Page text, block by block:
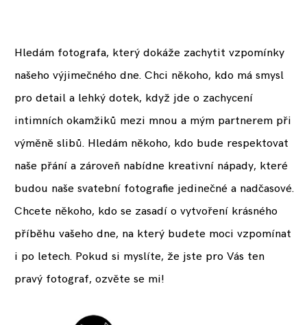
Hledám fotografa, který dokáže zachytit vzpomínky
našeho výjimečného dne. Chci někoho, kdo má smysl
pro detail a lehký dotek, když jde o zachycení
intimních okamžiků mezi mnou a mým partnerem při
výměně slibů. Hledám někoho, kdo bude respektovat
naše přání a zároveň nabídne kreativní nápady, které
budou naše svatební fotografie jedinečné a nadčasové.
Chcete někoho, kdo se zasadí o vytvoření krásného
příběhu vašeho dne, na který budete moci vzpomínat
i po letech. Pokud si myslíte, že jste pro Vás ten
pravý fotograf, ozvěte se mi!